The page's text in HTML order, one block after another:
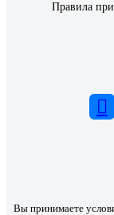
Правила
Вы принимаете